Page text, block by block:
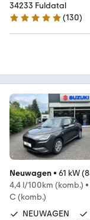
34233 Fuldatal
4.9 Sterne
(130)
Neuwagen• 61 kW
4,4 l/100km (komb.) •
C (komb.)
NEUWAGEN